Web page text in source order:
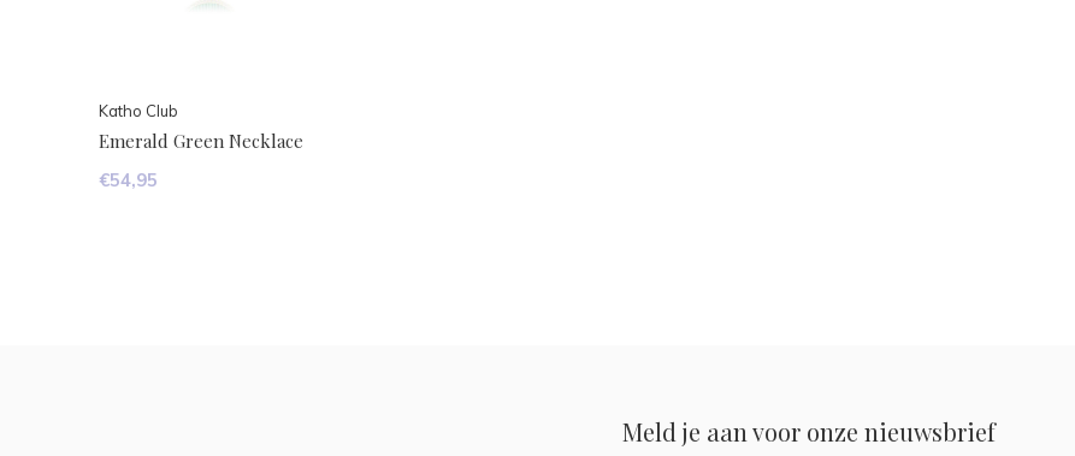
Katho Club
Emerald Green Necklace
€54,95
Meld je aan voor onze nieuwsbrief